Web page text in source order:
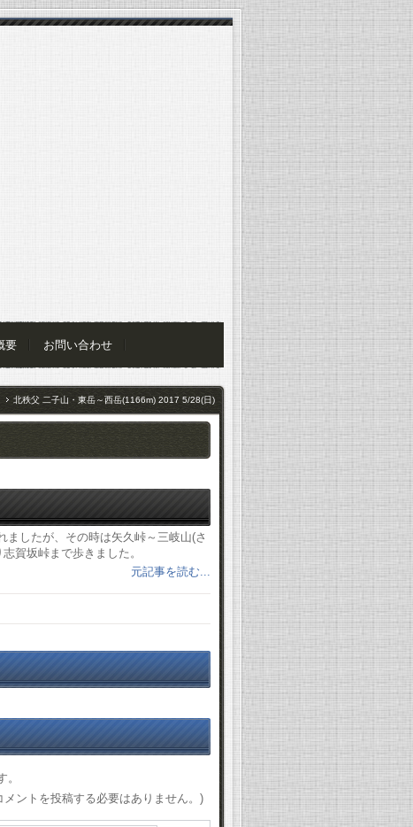
要 お問い合わせ
北秩父 二子山・東岳～西岳(1166m) 2017 5/28(日)
したが、その時は矢久峠～三岐山(さ
賀坂峠まで歩きました。
元記事を読む...
ントを投稿する必要はありません。)